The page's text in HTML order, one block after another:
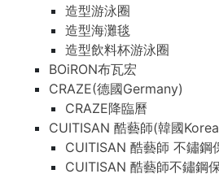
造型游泳圈
造型海灘毯
造型飲料杯游泳圈
BOiRON布瓦宏
CRAZE(德國Germany)
CRAZE降臨曆
CUITISAN 酷藝師(韓國
CUITISAN 酷藝師 不鏽鋼
CUITISAN 酷藝師不鏽鋼